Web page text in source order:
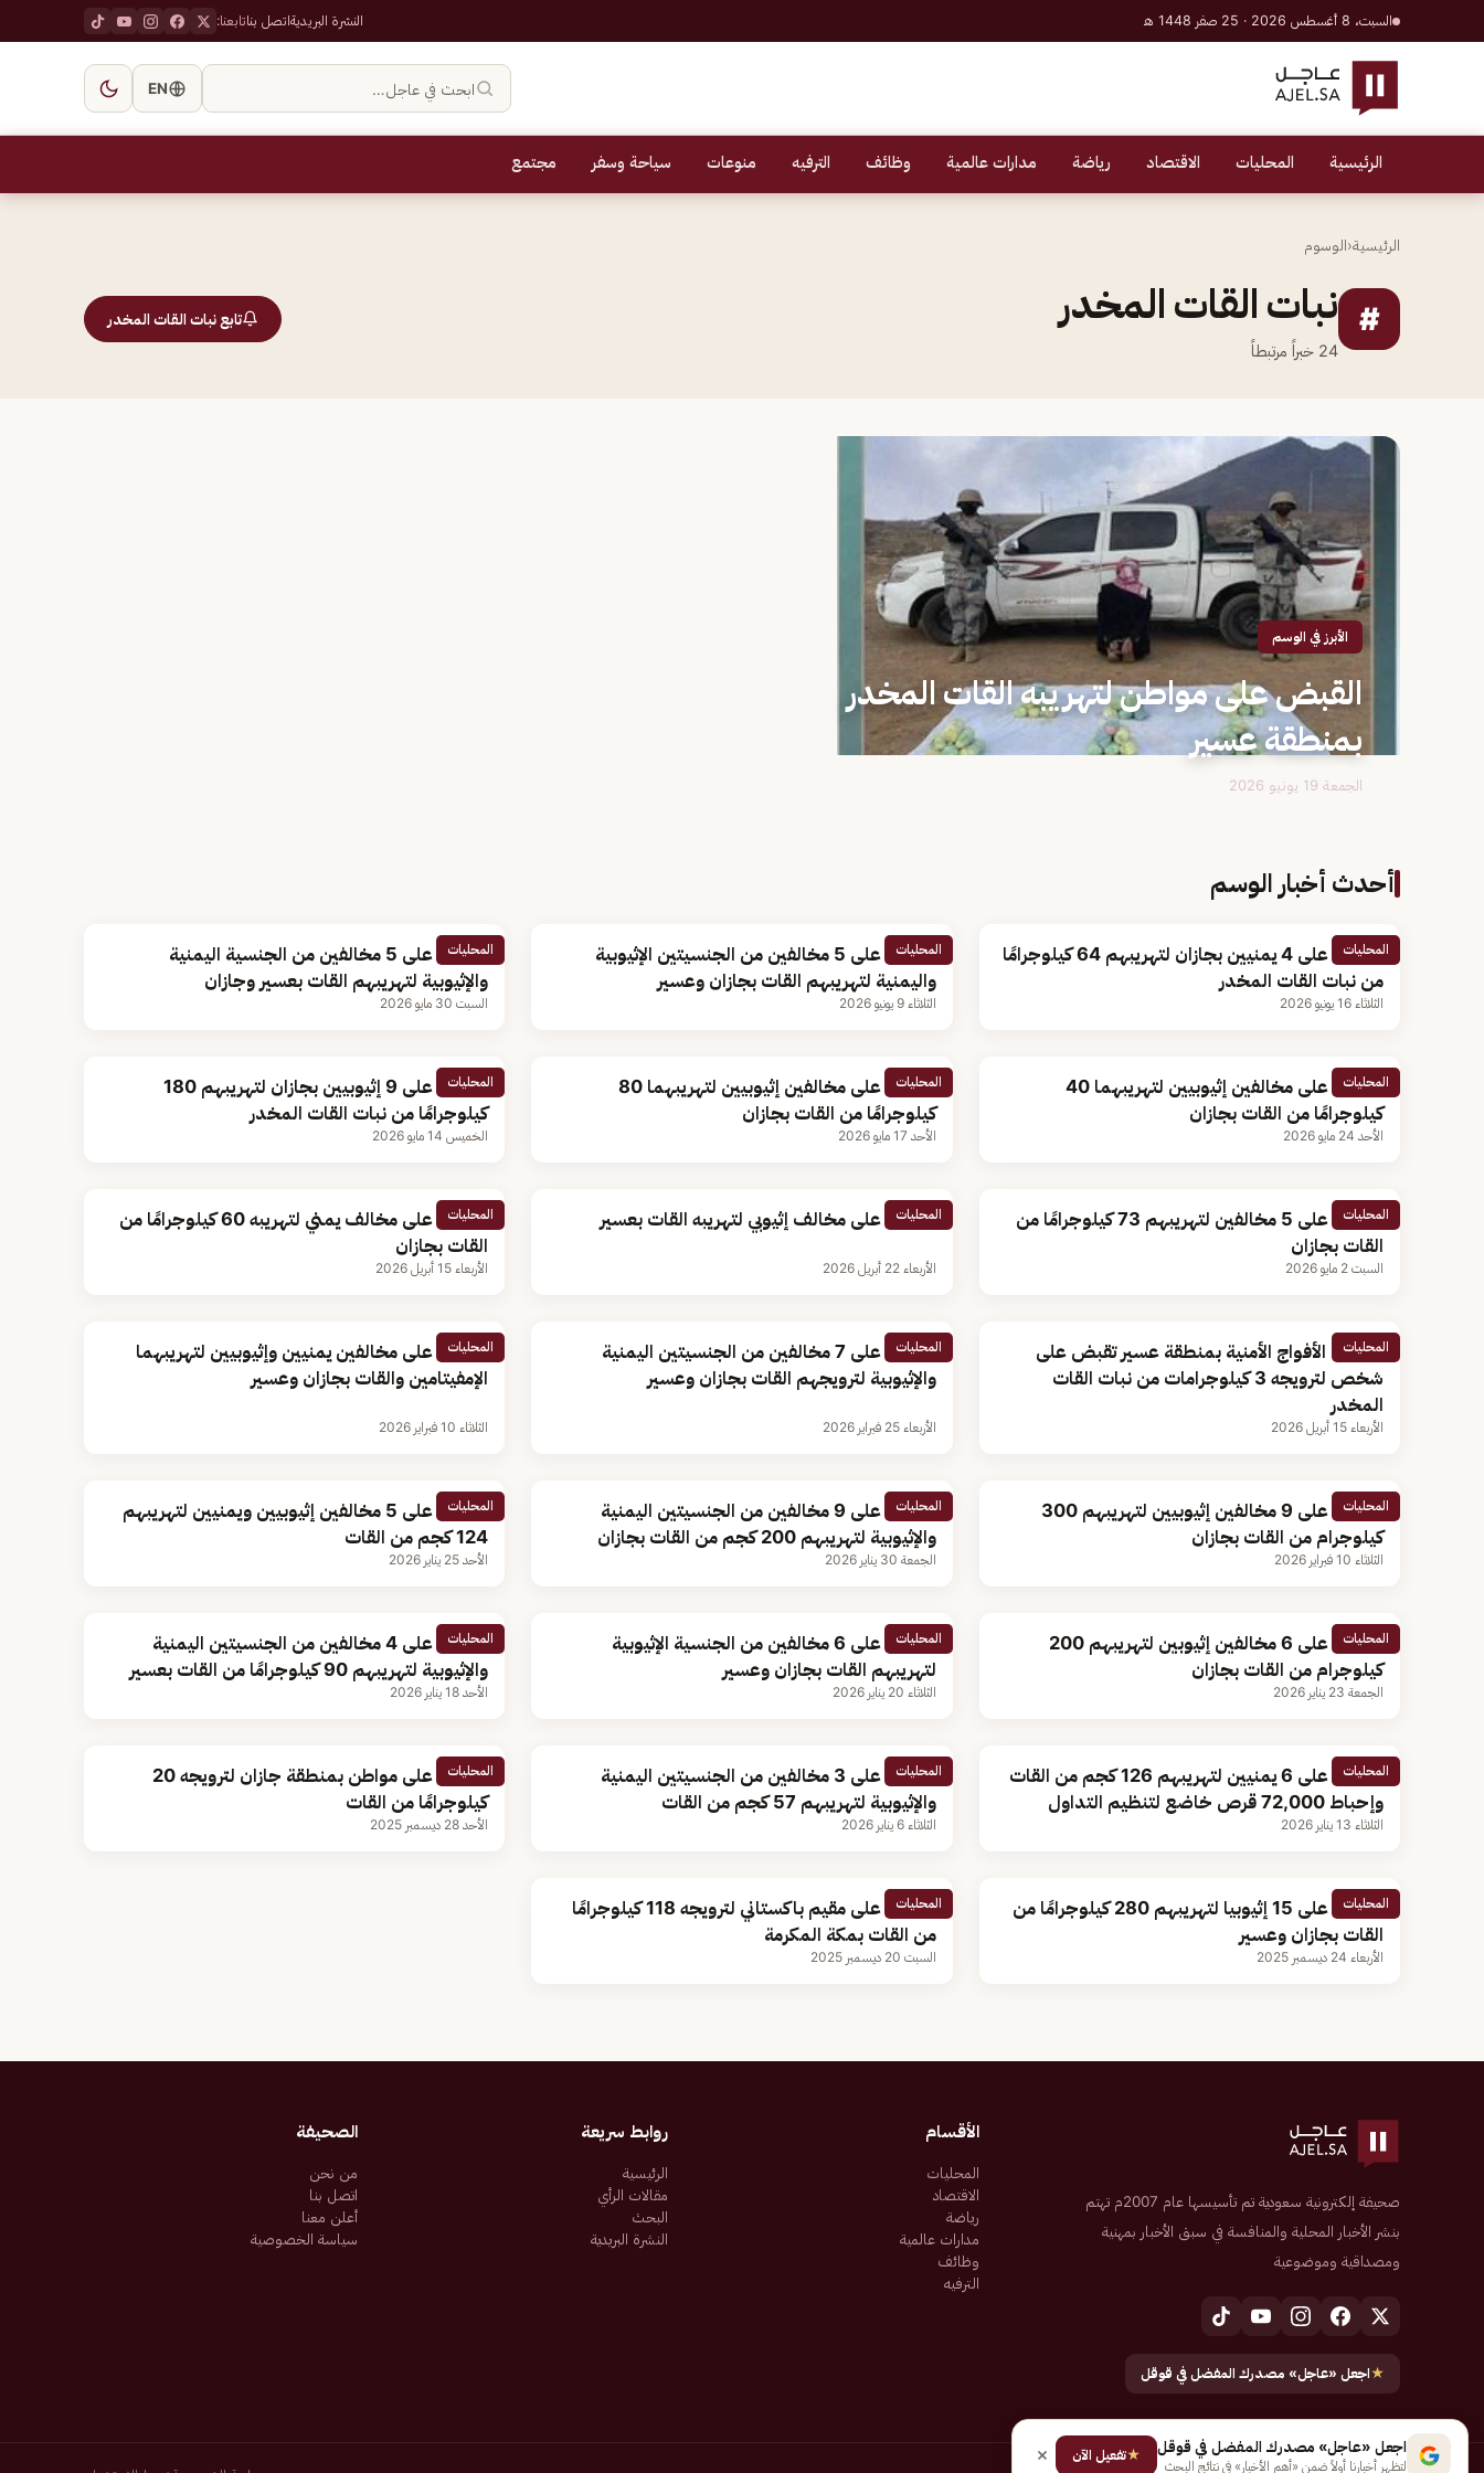
السبت، 8 أغسطس 2026 · 25 صفر 1448 هـ النشرة البريديةاتصل بناتابعنا:
ابحث في عاجل… EN
الرئيسية المحليات الاقتصاد رياضة مدارات عالمية وظائف الترفيه منوعات سياحة وسفر مجتمع
الرئيسية‹الوسوم
# نبات القات المخدر
24 خبراً مرتبطاً
تابع نبات القات المخدر
الأبرز في الوسم
القبض على مواطن لتهريبه القات المخدر
بمنطقة عسير
الجمعة 19 يونيو 2026
أحدث أخبار الوسم
المحليات
القبض على 4 يمنيين بجازان لتهريبهم 64 كيلوجرامًا
من نبات القات المخدر
الثلاثاء 16 يونيو 2026
المحليات
القبض على 5 مخالفين من الجنسيتين الإثيوبية
واليمنية لتهريبهم القات بجازان وعسير
الثلاثاء 9 يونيو 2026
المحليات
القبض على 5 مخالفين من الجنسية اليمنية
والإثيوبية لتهريبهم القات بعسير وجازان
السبت 30 مايو 2026
المحليات
القبض على مخالفين إثيوبيين لتهريبهما 40
كيلوجرامًا من القات بجازان
الأحد 24 مايو 2026
المحليات
القبض على مخالفين إثيوبيين لتهريبهما 80
كيلوجرامًا من القات بجازان
الأحد 17 مايو 2026
المحليات
القبض على 9 إثيوبيين بجازان لتهريبهم 180
كيلوجرامًا من نبات القات المخدر
الخميس 14 مايو 2026
المحليات
القبض على 5 مخالفين لتهريبهم 73 كيلوجرامًا من
القات بجازان
السبت 2 مايو 2026
المحليات
القبض على مخالف إثيوبي لتهريبه القات بعسير
الأربعاء 22 أبريل 2026
المحليات
القبض على مخالف يمني لتهريبه 60 كيلوجرامًا من
القات بجازان
الأربعاء 15 أبريل 2026
المحليات
دوريات الأفواج الأمنية بمنطقة عسير تقبض على
شخص لترويجه 3 كيلوجرامات من نبات القات
المخدر
الأربعاء 15 أبريل 2026
المحليات
القبض على 7 مخالفين من الجنسيتين اليمنية
والإثيوبية لترويجهم القات بجازان وعسير
الأربعاء 25 فبراير 2026
المحليات
القبض على مخالفين يمنيين وإثيوبيين لتهريبهما
الإمفيتامين والقات بجازان وعسير
الثلاثاء 10 فبراير 2026
المحليات
القبض على 9 مخالفين إثيوبيين لتهريبهم 300
كيلوجرام من القات بجازان
الثلاثاء 10 فبراير 2026
المحليات
القبض على 9 مخالفين من الجنسيتين اليمنية
والإثيوبية لتهريبهم 200 كجم من القات بجازان
الجمعة 30 يناير 2026
المحليات
القبض على 5 مخالفين إثيوبيين ويمنيين لتهريبهم
124 كجم من القات
الأحد 25 يناير 2026
المحليات
القبض على 6 مخالفين إثيوبين لتهريبهم 200
كيلوجرام من القات بجازان
الجمعة 23 يناير 2026
المحليات
القبض على 6 مخالفين من الجنسية الإثيوبية
لتهريبهم القات بجازان وعسير
الثلاثاء 20 يناير 2026
المحليات
القبض على 4 مخالفين من الجنسيتين اليمنية
والإثيوبية لتهريبهم 90 كيلوجرامًا من القات بعسير
الأحد 18 يناير 2026
المحليات
القبض على 6 يمنيين لتهريبهم 126 كجم من القات
وإحباط 72,000 قرص خاضع لتنظيم التداول
الثلاثاء 13 يناير 2026
المحليات
القبض على 3 مخالفين من الجنسيتين اليمنية
والإثيوبية لتهريبهم 57 كجم من القات
الثلاثاء 6 يناير 2026
المحليات
القبض على مواطن بمنطقة جازان لترويجه 20
كيلوجرامًا من القات
الأحد 28 ديسمبر 2025
المحليات
القبض على 15 إثيوبيا لتهريبهم 280 كيلوجرامًا من
القات بجازان وعسير
الأربعاء 24 ديسمبر 2025
المحليات
القبض على مقيم باكستاني لترويجه 118 كيلوجرامًا
من القات بمكة المكرمة
السبت 20 ديسمبر 2025
صحيفة إلكترونية سعودية تم تأسيسها عام 2007م تهتم
بنشر الأخبار المحلية والمنافسة في سبق الأخبار بمهنية
ومصداقية وموضوعية
★اجعل «عاجل» مصدرك المفضل في قوقل
الأقسام
المحليات
الاقتصاد
رياضة
مدارات عالمية
وظائف
الترفيه
روابط سريعة
الرئيسية
مقالات الرأي
البحث
النشرة البريدية
الصحيفة
من نحن
اتصل بنا
أعلن معنا
سياسة الخصوصية
اجعل «عاجل» مصدرك المفضل في قوقل
لتظهر أخبارنا أولاً ضمن «أهم الأخبار» في نتائج البحث
★تفعيل الآن